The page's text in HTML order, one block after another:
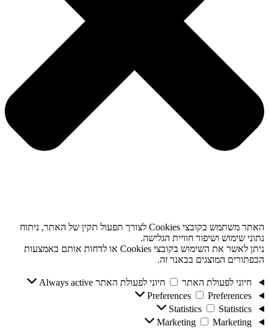
האתר משתמש בקובצי Cookies לצורך תפעול תקין של האתר, ניתוח
נתוני שימוש ושיפור חוויית הגלישה.
ניתן לאשר את השימוש בקובצי Cookies או לדחות אותם באמצעות
הכפתורים המוצגים בבאנר זה.
חיוני לפעולת האתר חיוני לפעולת האתר Always active
Preferences
Preferences
Statistics
Statistics
Marketing
Marketing